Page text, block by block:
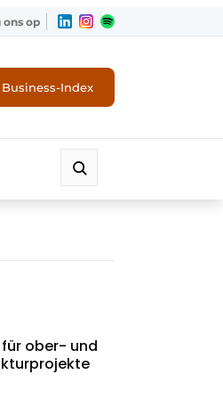
ons op
Business-Index
ober- und